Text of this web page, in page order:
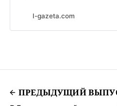
I-gazeta.com
ПРЕДЫДУЩИЙ